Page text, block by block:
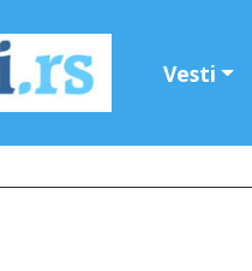
Vesti